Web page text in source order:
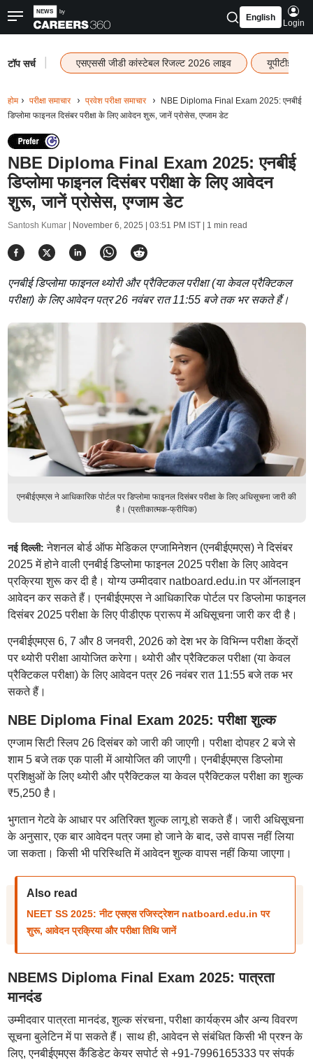
English
Login
टॉप सर्च एसएससी जीडी कांस्टेबल रिजल्ट 2026 लाइव यूपीटीईटी
होम परीक्षा समाचार प्रवेश परीक्षा समाचार
NBE Diploma Final Exam 2025: एनबीई
डिप्लोमा फाइनल दिसंबर परीक्षा के लिए आवेदन शुरू, जानें प्रोसेस, एग्जाम डेट
NBE Diploma Final Exam 2025: एनबीई
डिप्लोमा फाइनल दिसंबर परीक्षा के लिए आवेदन
शुरू, जानें प्रोसेस, एग्जाम डेट
Santosh Kumar | November 6, 2025 | 03:51 PM IST| 1 min read
एनबीई डिप्लोमा फाइनल थ्योरी और प्रैक्टिकल परीक्षा (या केवल प्रैक्टिकल
परीक्षा) के लिए आवेदन पत्र 26 नवंबर रात 11:55 बजे तक भर सकते हैं।
एनबीईएमएस ने आधिकारिक पोर्टल पर डिप्लोमा फाइनल दिसंबर परीक्षा के लिए अधिसूचना जारी की
है। (प्रतीकात्मक-फ्रीपिक)
नई दिल्ली:नेशनल बोर्ड ऑफ मेडिकल एग्जामिनेशन (एनबीईएमएस) ने दिसंबर
2025 में होने वाली एनबीई डिप्लोमा फाइनल 2025 परीक्षा के लिए आवेदन
प्रक्रिया शुरू कर दी है। योग्य उम्मीदवार natboard.edu.in पर ऑनलाइन
आवेदन कर सकते हैं। एनबीईएमएस ने आधिकारिक पोर्टल पर डिप्लोमा फाइनल
दिसंबर 2025 परीक्षा के लिए पीडीएफ प्रारूप में अधिसूचना जारी कर दी है।
एनबीईएमएस 6, 7 और 8 जनवरी, 2026 को देश भर के विभिन्न परीक्षा केंद्रों
पर थ्योरी परीक्षा आयोजित करेगा। थ्योरी और प्रैक्टिकल परीक्षा (या केवल
प्रैक्टिकल परीक्षा) के लिए आवेदन पत्र 26 नवंबर रात 11:55 बजे तक भर
सकते हैं।
NBE Diploma Final Exam 2025: परीक्षा शुल्क
एग्जाम सिटी स्लिप 26 दिसंबर को जारी की जाएगी। परीक्षा दोपहर 2 बजे से
शाम 5 बजे तक एक पाली में आयोजित की जाएगी। एनबीईएमएस डिप्लोमा
प्रशिक्षुओं के लिए थ्योरी और प्रैक्टिकल या केवल प्रैक्टिकल परीक्षा का शुल्क
₹5,250 है।
भुगतान गेटवे के आधार पर अतिरिक्त शुल्क लागू हो सकते हैं। जारी अधिसूचना
के अनुसार, एक बार आवेदन पत्र जमा हो जाने के बाद, उसे वापस नहीं लिया
जा सकता। किसी भी परिस्थिति में आवेदन शुल्क वापस नहीं किया जाएगा।
Also read
NEET SS 2025: नीट एसएस रजिस्ट्रेशन natboard.edu.in पर
शुरू, आवेदन प्रक्रिया और परीक्षा तिथि जानें
NBEMS Diploma Final Exam 2025: पात्रता
मानदंड
उम्मीदवार पात्रता मानदंड, शुल्क संरचना, परीक्षा कार्यक्रम और अन्य विवरण
सूचना बुलेटिन में पा सकते हैं। साथ ही, आवेदन से संबंधित किसी भी प्रश्न के
लिए, एनबीईएमएस कैंडिडेट केयर सपोर्ट से +91-7996165333 पर संपर्क